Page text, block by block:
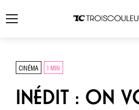
CINÉMA 1 MIN
INÉDIT : ON